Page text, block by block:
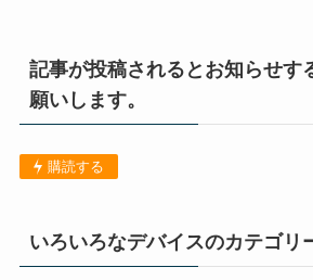
記事が投稿されるとお知らせす
願いします。
購読する
いろいろなデバイスのカテゴリ